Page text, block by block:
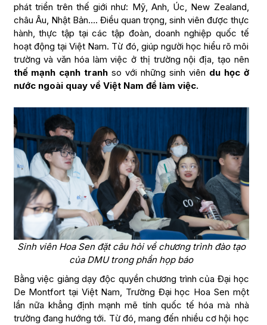
phát triển trên thế giới như: Mỹ, Anh, Úc, New Zealand,
châu Âu, Nhật Bản…. Điều quan trọng, sinh viên được thực
hành, thực tập tại các tập đoàn, doanh nghiệp quốc tế
hoạt động tại Việt Nam. Từ đó, giúp người học hiểu rõ môi
trường và văn hóa làm việc ở thị trường nội địa, tạo nên
thế mạnh cạnh tranh so với những sinh viên du học ở
nước ngoài quay về Việt Nam để làm việc.
Sinh viên Hoa Sen đặt câu hỏi về chương trình đào tạo
của DMU trong phần họp báo
Bằng việc giảng dạy độc quyền chương trình của Đại học
De Montfort tại Việt Nam, Trường Đại học Hoa Sen một
lần nữa khẳng định mạnh mẽ tính quốc tế hóa mà nhà
trường đang hướng tới. Từ đó, mang đến nhiều cơ hội học